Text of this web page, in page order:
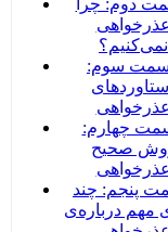
دوم: چرا
عذرخواهی
نمی‌کنیم؟
سوم:
عذرخواهی
چهارم:
صحیح
عذرخواهی
پنجم: چند
مهم درباره‌ی